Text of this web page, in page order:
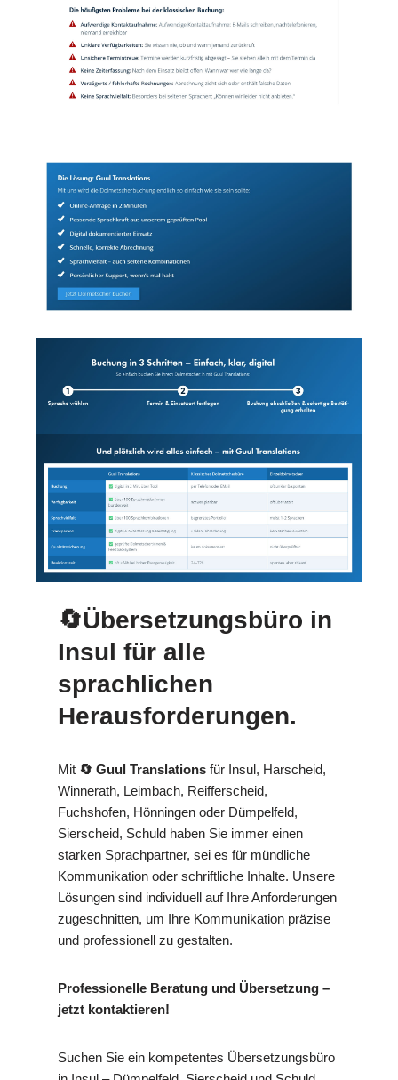
🔄Übersetzungsbüro in
Insul für alle
sprachlichen
Herausforderungen.
Mit 🔄 Guul Translations für Insul, Harscheid,
Winnerath, Leimbach, Reifferscheid,
Fuchshofen, Hönningen oder Dümpelfeld,
Sierscheid, Schuld haben Sie immer einen
starken Sprachpartner, sei es für mündliche
Kommunikation oder schriftliche Inhalte. Unsere
Lösungen sind individuell auf Ihre Anforderungen
zugeschnitten, um Ihre Kommunikation präzise
und professionell zu gestalten.
Professionelle Beratung und Übersetzung –
jetzt kontaktieren!
Suchen Sie ein kompetentes Übersetzungsbüro